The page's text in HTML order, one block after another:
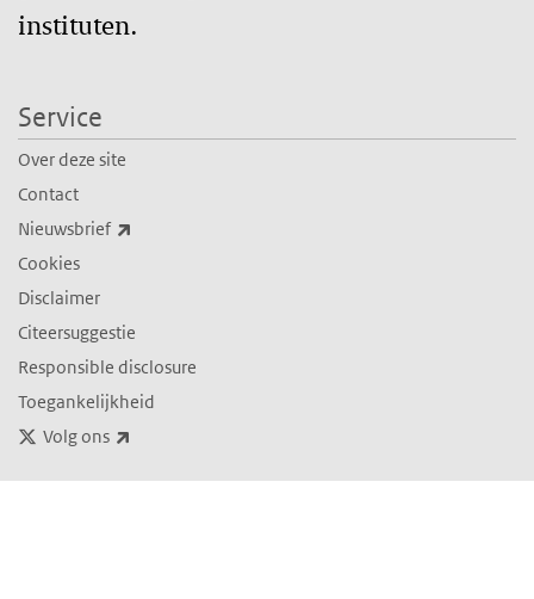
instituten.
Service
Over deze site
Contact
Nieuwsbrief
Cookies
Disclaimer
Citeersuggestie
Responsible disclosure
Toegankelijkheid
Volg ons